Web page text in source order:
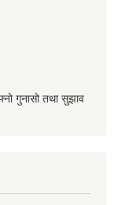
गुनासो तथा सुझाव